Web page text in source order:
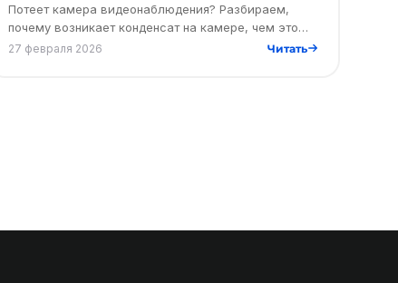
Потеет камера видеонаблюдения? Разбираем,
почему возникает конденсат на камере, чем это
опасно для системы безопасности и какие
27 февраля 2026 Читать